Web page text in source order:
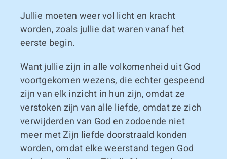
Jullie moeten weer vol licht en kracht
worden, zoals jullie dat waren vanaf het
eerste begin.
Want jullie zijn in alle volkomenheid uit God
voortgekomen wezens, die echter gespeend
zijn van elk inzicht in hun zijn, omdat ze
verstoken zijn van alle liefde, omdat ze zich
verwijderden van God en zodoende niet
meer met Zijn liefde doorstraald konden
worden, omdat elke weerstand tegen God